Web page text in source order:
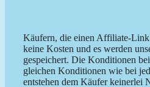
Käufern, die einen Affiliate-Link
keine Kosten und es werden
gespeichert. Die Konditionen
gleichen Konditionen wie bei
entstehen dem Käufer keinerlei